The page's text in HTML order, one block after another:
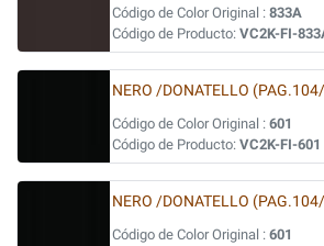
Código de Color Original : 833A
Código de Producto: VC2K-FI-
NERO /DONATELLO
Código de Color Original : 601
Código de Producto: VC2K-FI-601
NERO /DONATELLO
Código de Color Original : 601